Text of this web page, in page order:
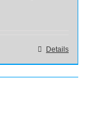
Details